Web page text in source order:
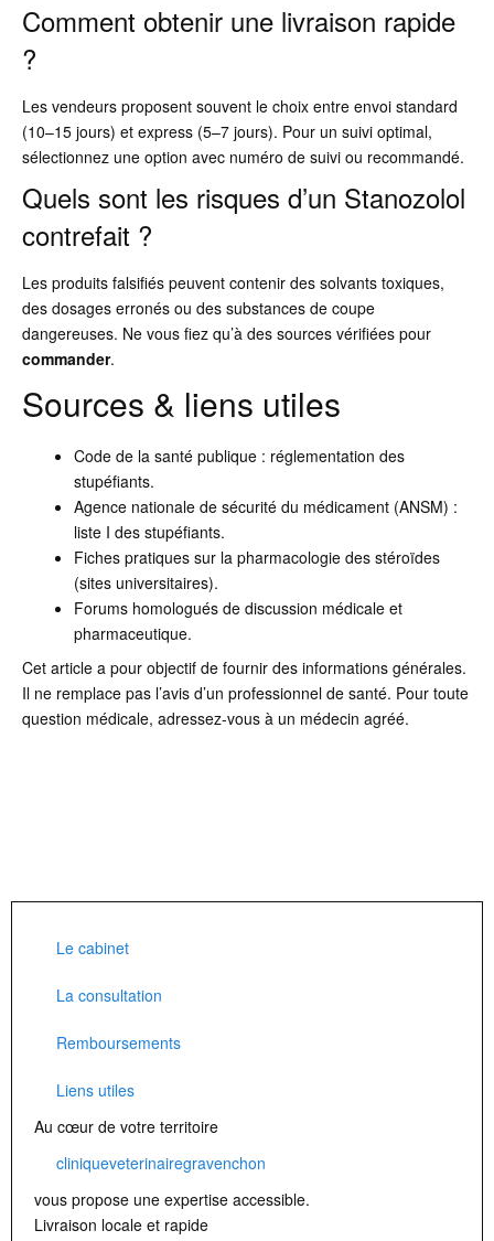
Comment obtenir une livraison rapide
?
Les vendeurs proposent souvent le choix entre envoi standard
(10–15 jours) et express (5–7 jours). Pour un suivi optimal,
sélectionnez une option avec numéro de suivi ou recommandé.
Quels sont les risques d’un Stanozolol
contrefait ?
Les produits falsifiés peuvent contenir des solvants toxiques,
des dosages erronés ou des substances de coupe
dangereuses. Ne vous fiez qu’à des sources vérifiées pour
commander.
Sources & liens utiles
Code de la santé publique : réglementation des
stupéfiants.
Agence nationale de sécurité du médicament (ANSM) :
liste I des stupéfiants.
Fiches pratiques sur la pharmacologie des stéroïdes
(sites universitaires).
Forums homologués de discussion médicale et
pharmaceutique.
Cet article a pour objectif de fournir des informations générales.
Il ne remplace pas l’avis d’un professionnel de santé. Pour toute
question médicale, adressez-vous à un médecin agréé.
Le cabinet
La consultation
Remboursements
Liens utiles
Au cœur de votre territoire
cliniqueveterinairegravenchon
vous propose une expertise accessible.
Livraison locale et rapide